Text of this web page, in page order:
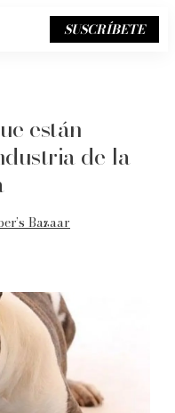
SUSCRÍBETE
están
de la
Bazaar